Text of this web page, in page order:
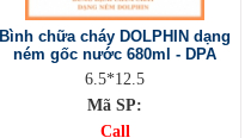
Bình chữa cháy DOLPHIN dạng
ném gốc nước 680ml - DPA
6.5*12.5
Mã SP:
Call